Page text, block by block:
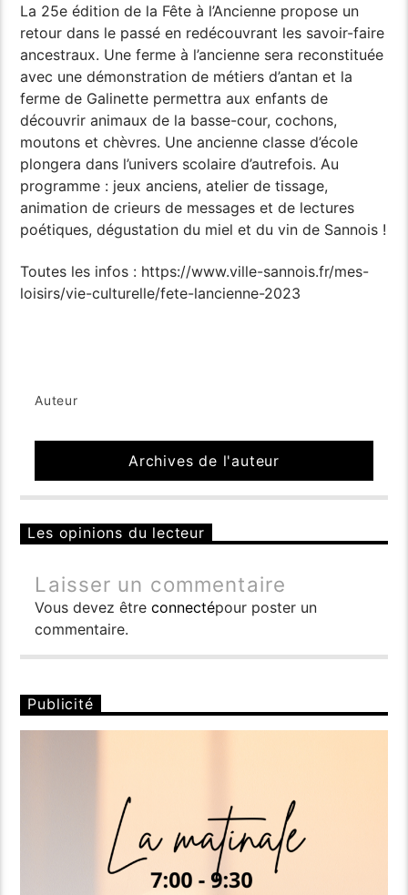
La 25e édition de la Fête à l’Ancienne propose un
retour dans le passé en redécouvrant les savoir-faire
ancestraux. Une ferme à l’ancienne sera reconstituée
avec une démonstration de métiers d’antan et la
ferme de Galinette permettra aux enfants de
découvrir animaux de la basse-cour, cochons,
moutons et chèvres. Une ancienne classe d’école
plongera dans l’univers scolaire d’autrefois. Au
programme : jeux anciens, atelier de tissage,
animation de crieurs de messages et de lectures
poétiques, dégustation du miel et du vin de Sannois !
Toutes les infos : https://www.ville-sannois.fr/mes-
loisirs/vie-culturelle/fete-lancienne-2023
Auteur
Archives de l'auteur
Les opinions du lecteur
Laisser un commentaire
Vous devez êtreconnectépour poster un
commentaire.
Publicité